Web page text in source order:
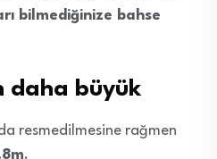
bilmediğinize bahse
daha büyük
resmedilmesine rağmen
.